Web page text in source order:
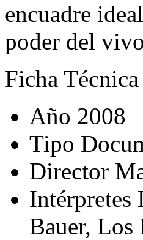
encuadre
poder del
Ficha Técnica
Año 2008
Tipo
Director
Intérpretes
Bauer, Los